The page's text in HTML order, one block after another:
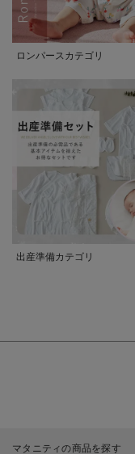
ロンパースカテゴリ
出産準備カテゴリ
マタニティの商品を探す